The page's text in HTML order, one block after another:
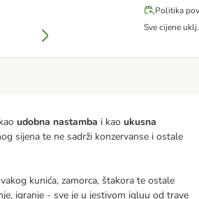
Politika
Sve cijene
udobna nastamba i kao ukusna
sijena te ne sadrži konzervanse i ostale
kunića, zamorca, štakora te ostale
igranje - sve je u jestivom igluu od trave